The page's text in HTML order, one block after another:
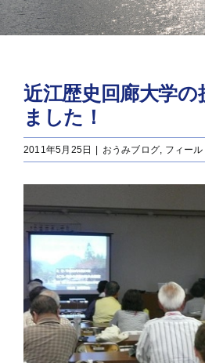
近江歴史回廊大学の
ました！
2011年5月25日 おうみブログ, フィール